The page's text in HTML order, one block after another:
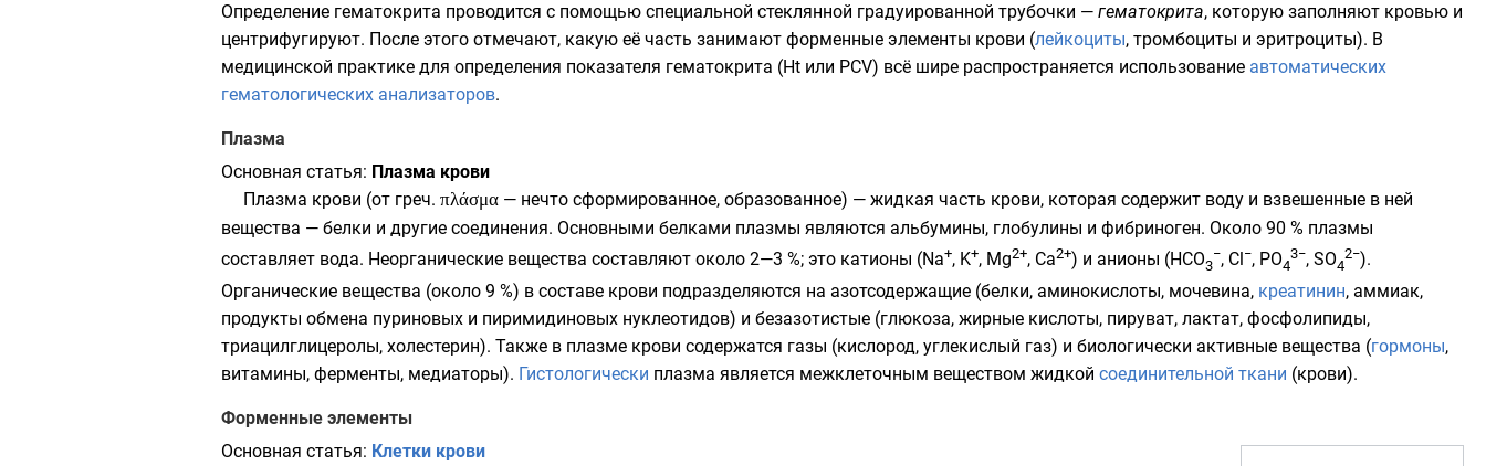
Определение гематокрита проводится с помощью специальной стеклянной градуированной трубочки — гематокрита, которую заполняют кровью и
центрифугируют. После этого отмечают, какую её часть занимают форменные элементы крови (лейкоциты, тромбоциты и эритроциты). В
медицинской практике для определения показателя гематокрита (Ht или PCV) всё шире распространяется использование автоматических
гематологических анализаторов.
Плазма
Основная статья: Плазма крови
Плазма крови (от греч. πλάσμα — нечто сформированное, образованное) — жидкая часть крови, которая содержит воду и взвешенные в ней
вещества — белки и другие соединения. Основными белками плазмы являются альбумины, глобулины и фибриноген. Около 90 % плазмы
составляет вода. Неорганические вещества составляют около 2—3 %; это катионы (Na+, K+, Mg2+, Ca2+) и анионы (HCO3
−, Cl −, PO4
3−, SO4
2−).
Органические вещества (около 9 %) в составе крови подразделяются на азотсодержащие (белки, аминокислоты, мочевина, креатинин, аммиак,
продукты обмена пуриновых и пиримидиновых нуклеотидов) и безазотистые (глюкоза, жирные кислоты, пируват, лактат, фосфолипиды,
триацилглицеролы, холестерин). Также в плазме крови содержатся газы (кислород, углекислый газ) и биологически активные вещества (гормоны,
витамины, ферменты, медиаторы). Гистологически плазма является межклеточным веществом жидкой соединительной ткани (крови).
Форменные элементы
Основная статья: Клетки крови